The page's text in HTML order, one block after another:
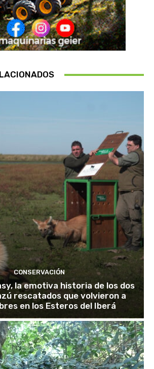
CONSERVACIÓN
la emotiva historia de los dos
rescatados que volvieron a
en los Esteros del Iberá